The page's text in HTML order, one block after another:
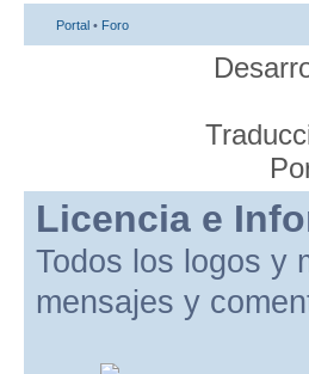
Portal • Foro
Licencia e
Todos los logos y
mensajes y